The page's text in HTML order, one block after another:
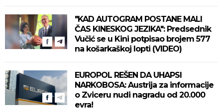
"KAD AUTOGRAM POSTANE MALI
ČAS KINESKOG JEZIKA": Predsednik
Vučić se u Kini potpisao brojem 577
na košarkaškoj lopti (VIDEO)
EUROPOL REŠEN DA UHAPSI
NARKOBOSA: Austrija za informacije
o Zviceru nudi nagradu od 20.000
evra!